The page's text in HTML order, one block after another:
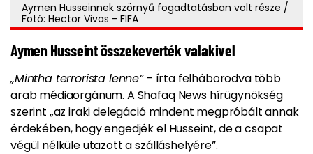
Aymen Husseinnek szörnyű fogadtatásban volt része /
Fotó: Hector Vivas - FIFA
Aymen Husseint összekeverték valakivel
„Mintha terrorista lenne”– írta felháborodva több
arab médiaorgánum. A Shafaq News hírügynökség
szerint „az iraki delegáció mindent megpróbált annak
érdekében, hogy engedjék el Husseint, de a csapat
végül nélküle utazott a szálláshelyére”.